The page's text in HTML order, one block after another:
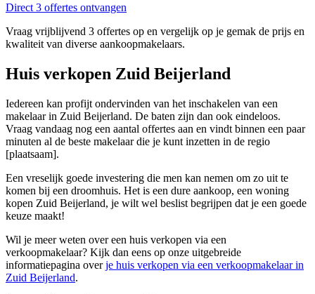
Direct 3 offertes ontvangen
Vraag vrijblijvend 3 offertes op en vergelijk op je gemak de prijs en
kwaliteit van diverse aankoopmakelaars.
Huis verkopen Zuid Beijerland
Iedereen kan profijt ondervinden van het inschakelen van een
makelaar in Zuid Beijerland. De baten zijn dan ook eindeloos.
Vraag vandaag nog een aantal offertes aan en vindt binnen een paar
minuten al de beste makelaar die je kunt inzetten in de regio
[plaatsaam].
Een vreselijk goede investering die men kan nemen om zo uit te
komen bij een droomhuis. Het is een dure aankoop, een woning
kopen Zuid Beijerland, je wilt wel beslist begrijpen dat je een goede
keuze maakt!
Wil je meer weten over een huis verkopen via een
verkoopmakelaar? Kijk dan eens op onze uitgebreide
informatiepagina overje huis verkopen via een verkoopmakelaar in
Zuid Beijerland.